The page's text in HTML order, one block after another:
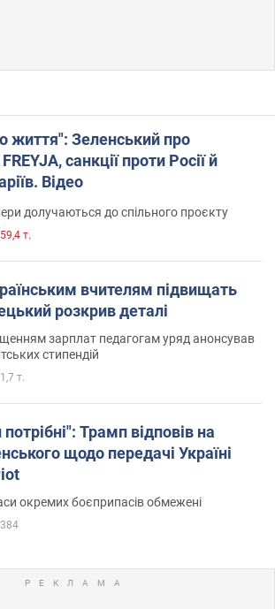
життя": Зеленський про
санкції проти Росії й
Відео
долучаються до спільного проєкту
59,4 т.
вчителям підвищать
розкрив деталі
зарплат педагогам уряд анонсував
стипендій
1,7 т.
Трамп відповів на
щодо передачі Україні
окремих боєприпасів обмежені
384